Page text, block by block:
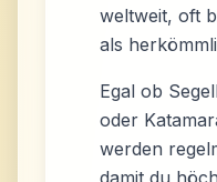
weltweit, oft
als
Egal ob
oder
werden